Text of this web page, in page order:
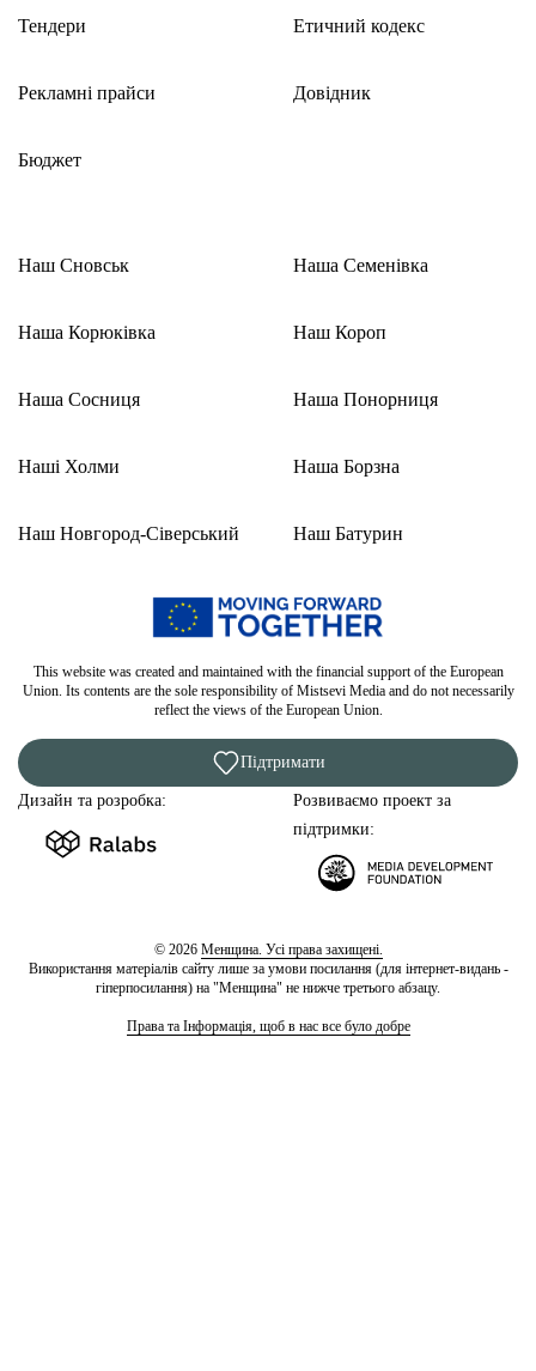
Тендери
Рекламні прайси
Бюджет
Етичний кодекс
Довідник
Наш Сновськ
Наша Корюківка
Наша Сосниця
Наші Холми
Наш Новгород-Сіверський
Наша Семенівка
Наш Короп
Наша Понорниця
Наша Борзна
Наш Батурин
This website was created and maintained with the financial support of the European
Union. Its contents are the sole responsibility of Mistsevi Media and do not necessarily
reflect the views of the European Union.
Підтримати
Дизайн та розробка:
Розвиваємо проект за
підтримки:
© 2026 Менщина. Усі права захищені.
Використання матеріалів сайту лише за умови посилання (для інтернет-видань -
гіперпосилання) на "Менщина" не нижче третього абзацу.
Права та Інформація, щоб в нас все було добре